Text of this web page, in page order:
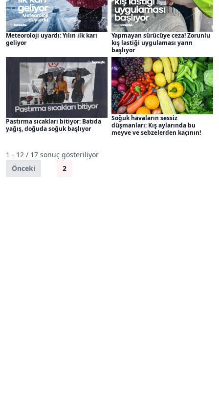
Meteoroloji uyardı: Yılın ilk karı
geliyor
Yapmayan sürücüye ceza! Zorunlu
kış lastiği uygulaması yarın
başlıyor
Pastırma sıcakları bitiyor: Batıda
yağış, doğuda soğuk başlıyor
Soğuk havaların sessiz
düşmanları: Kış aylarında bu
meyve ve sebzelerden kaçının!
1 - 12 / 17 sonuç gösteriliyor
Önceki
2